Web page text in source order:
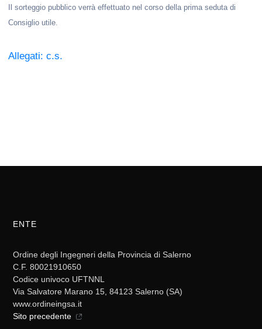
Il sorteggio pubblico verrà effettuato nel corso della prima seduta di
Consiglio utile.
Allegati: c.s.
ENTE
Ordine degli Ingegneri della Provincia di Salerno
C.F. 80021910650
Codice univoco UFTNNL
Via Salvatore Marano 15, 84123 Salerno (SA)
www.ordineingsa.it
Sito precedente